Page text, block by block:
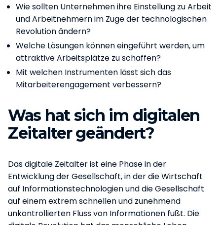
Wie sollten Unternehmen ihre Einstellung zu Arbeit
und Arbeitnehmern im Zuge der technologischen
Revolution ändern?
Welche Lösungen können eingeführt werden, um
attraktive Arbeitsplätze zu schaffen?
Mit welchen Instrumenten lässt sich das
Mitarbeiterengagement verbessern?
Was hat sich im digitalen
Zeitalter geändert?
Das digitale Zeitalter ist eine Phase in der
Entwicklung der Gesellschaft, in der die Wirtschaft
auf Informationstechnologien und die Gesellschaft
auf einem extrem schnellen und zunehmend
unkontrollierten Fluss von Informationen fußt. Die